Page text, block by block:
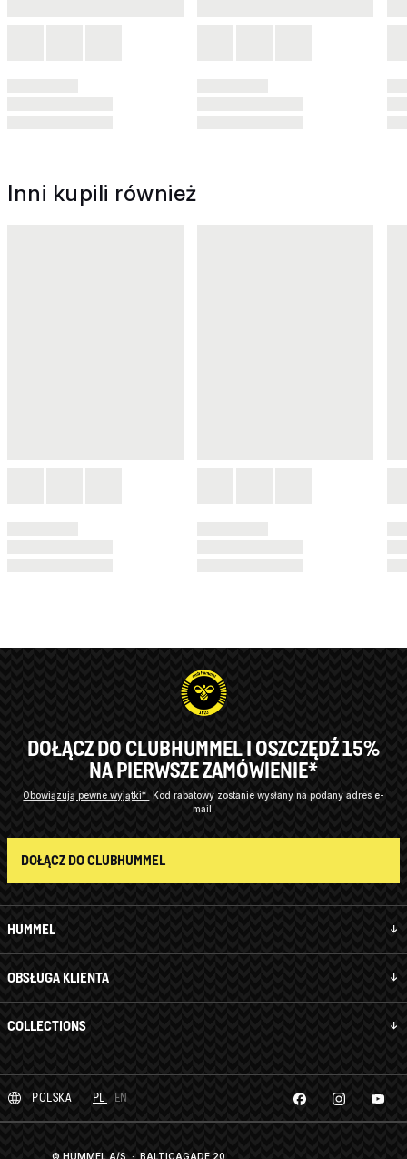
Inni kupili również
HUMMEL
OBSŁUGA KLIENTA
COLLECTIONS
DOŁĄCZ DO CLUBHUMMEL I OSZCZĘDŹ 15%
NA PIERWSZE ZAMÓWIENIE*
Obowiązują pewne wyjątki* Kod rabatowy zostanie wysłany na podany adres e-
mail.
DOŁĄCZ DO CLUBHUMMEL
POLSKA PL EN
© HUMMEL A/S · BALTICAGADE 20,